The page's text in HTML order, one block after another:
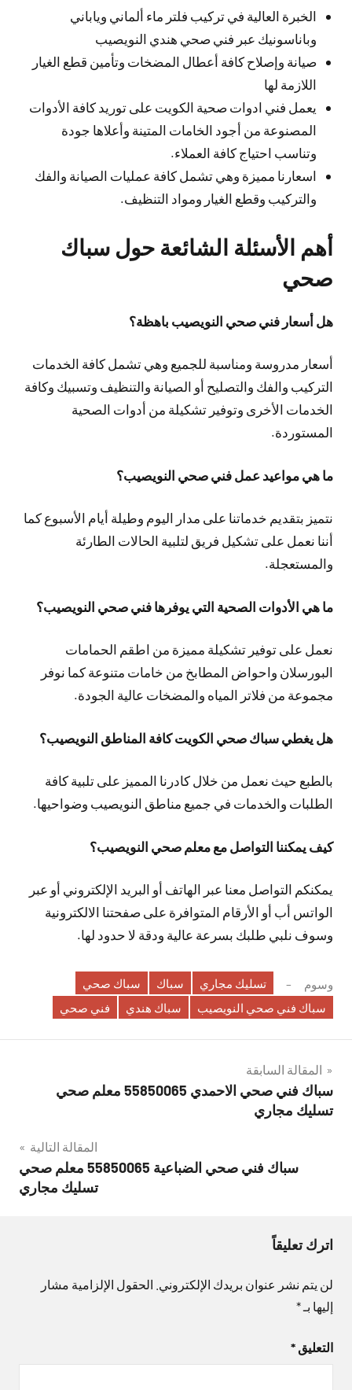
الخبرة العالية في تركيب فلتر ماء ألماني وياباني
وباناسونيك عبر فني صحي هندي النويصيب
صيانة وإصلاح كافة أعطال المضخات وتأمين قطع الغيار
اللازمة لها
يعمل فني ادوات صحية الكويت على توريد كافة الأدوات
المصنوعة من أجود الخامات المتينة وأعلاها جودة
وتناسب احتياج كافة العملاء.
اسعارنا مميزة وهي تشمل كافة عمليات الصيانة والفك
والتركيب وقطع الغيار ومواد التنظيف.
أهم الأسئلة الشائعة حول سباك
صحي
هل أسعار فني صحي النويصيب باهظة؟
أسعار مدروسة ومناسبة للجميع وهي تشمل كافة الخدمات
التركيب والفك والتصليح أو الصيانة والتنظيف وتسبيك وكافة
الخدمات الأخرى وتوفير تشكيلة من أدوات الصحية
المستوردة.
ما هي مواعيد عمل فني صحي النويصيب؟
نتميز بتقديم خدماتنا على مدار اليوم وطيلة أيام الأسبوع كما
أننا نعمل على تشكيل فريق لتلبية الحالات الطارئة
والمستعجلة.
ما هي الأدوات الصحية التي يوفرها فني صحي النويصيب؟
نعمل على توفير تشكيلة مميزة من اطقم الحمامات
البورسلان واحواض المطابخ من خامات متنوعة كما نوفر
مجموعة من فلاتر المياه والمضخات عالية الجودة.
هل يغطي سباك صحي الكويت كافة المناطق النويصيب؟
بالطبع حيث نعمل من خلال كادرنا المميز على تلبية كافة
الطلبات والخدمات في جميع مناطق النويصيب وضواحيها.
كيف يمكننا التواصل مع معلم صحي النويصيب؟
يمكنكم التواصل معنا عبر الهاتف أو البريد الإلكتروني أو عبر
الواتس أب أو الأرقام المتوافرة على صفحتنا الالكترونية
وسوف نلبي طلبك بسرعة عالية ودقة لا حدود لها.
وسوم تسليك مجاري سباك
سباك صحي
سباك فني صحي النويصيب
سباك هندي فني صحي
تصفّح
المقالات
المقالة السابقة
سباك فني صحي الاحمدي 55850065 معلم صحي
تسليك مجاري
المقالة التالية
سباك فني صحي الضباعية 55850065 معلم صحي
تسليك مجاري
اترك تعليقاً
لن يتم نشر عنوان بريدك الإلكتروني. الحقول الإلزامية مشار
إليها بـ*
التعليق *